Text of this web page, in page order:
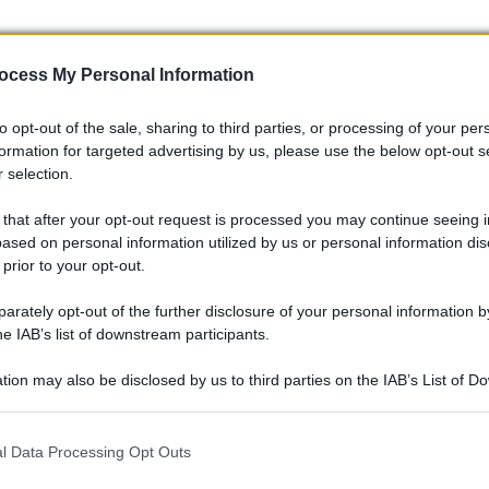
My Personal Information
opt-out of the sale, sharing to third parties, or processing of your
for targeted advertising by us, please use the below opt-out
selection.
that after your opt-out request is processed you may continue seeing
on personal information utilized by us or personal information
to your opt-out.
opt-out of the further disclosure of your personal information
IAB’s list of downstream participants.
may also be disclosed by us to third parties on the IAB’s List of
including but not limited to your visit or usage behaviour. You may
Data Processing Opt Outs
il cui design non è cambiato con il passare dei
l’autonomiadelle batterieed i punti di ricarica
per gestire l’impianto di climatizzazione.
e garantiscono una seduta comoda ed avvolgente, adatta a